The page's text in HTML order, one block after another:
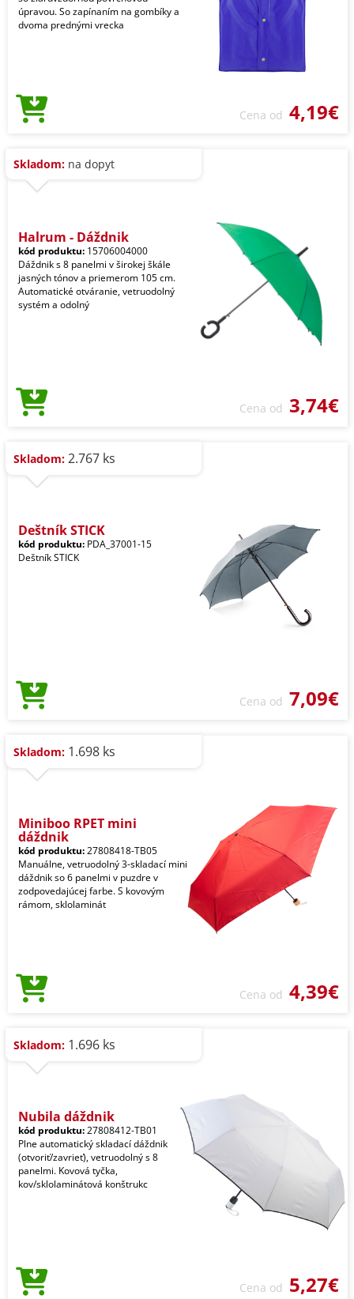
úpravou. So zapínaním na gombíky a
dvoma prednými vrecka
Cena od 4,19€
Skladom: na dopyt
Halrum - Dáždnik
kód produktu: 15706004000
Dáždnik s 8 panelmi v širokej škále
jasných tónov a priemerom 105 cm.
Automatické otváranie, vetruodolný
systém a odolný
Cena od 3,74€
Skladom: 2.767 ks
Deštník STICK
kód produktu: PDA_37001-15
Deštník STICK
Cena od 7,09€
Skladom: 1.698 ks
Miniboo RPET mini
dáždnik
kód produktu:27808418-TB05
Manuálne, vetruodolný 3-skladací mini
dáždnik so 6 panelmi v puzdre v
zodpovedajúcej farbe. S kovovým
rámom, sklolaminát
Cena od 4,39€
Skladom: 1.696 ks
Nubila dáždnik
kód produktu:27808412-TB01
Plne automatický skladací dáždnik
(otvoriť/zavrieť), vetruodolný s 8
panelmi. Kovová tyčka,
kov/sklolaminátová konštrukc
Cena od 5,27€